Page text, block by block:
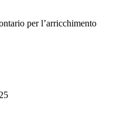
per l’arricchimento